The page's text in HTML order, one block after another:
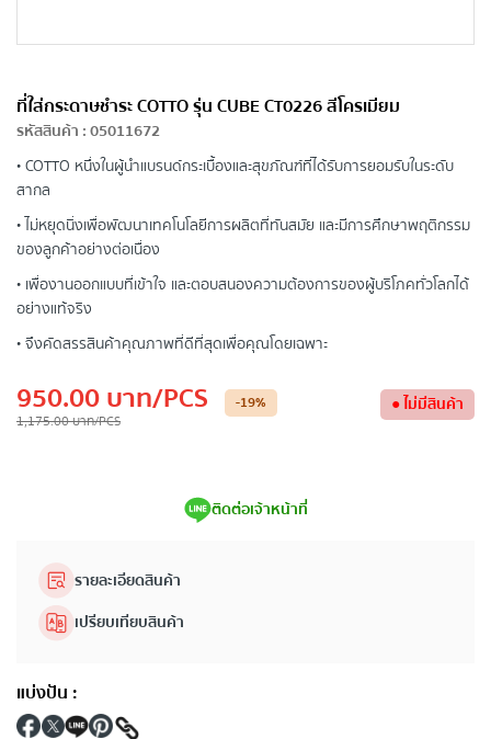
ที่ใส่กระดาษชำระ COTTO รุ่น CUBE CT0226 สีโครเมียม
รหัสสินค้า :05011672
• COTTO หนึ่งในผู้นำแบรนด์กระเบื้องและสุขภัณฑ์ที่ได้รับการยอมรับในระดับ
สากล
• ไม่หยุดนิ่งเพื่อพัฒนาเทคโนโลยีการผลิตที่ทันสมัย และมีการศึกษาพฤติกรรม
ของลูกค้าอย่างต่อเนื่อง
• เพื่องานออกแบบที่เข้าใจ และตอบสนองความต้องการของผู้บริโภคทั่วโลกได้
อย่างแท้จริง
• จึงคัดสรรสินค้าคุณภาพที่ดีที่สุดเพื่อคุณโดยเฉพาะ
950.00บาท/PCS
1,175.00บาท/PCS
-19% ●ไม่มีสินค้า
ติดต่อเจ้าหน้าที่
รายละเอียดสินค้า
เปรียบเทียบสินค้า
แบ่งปัน :